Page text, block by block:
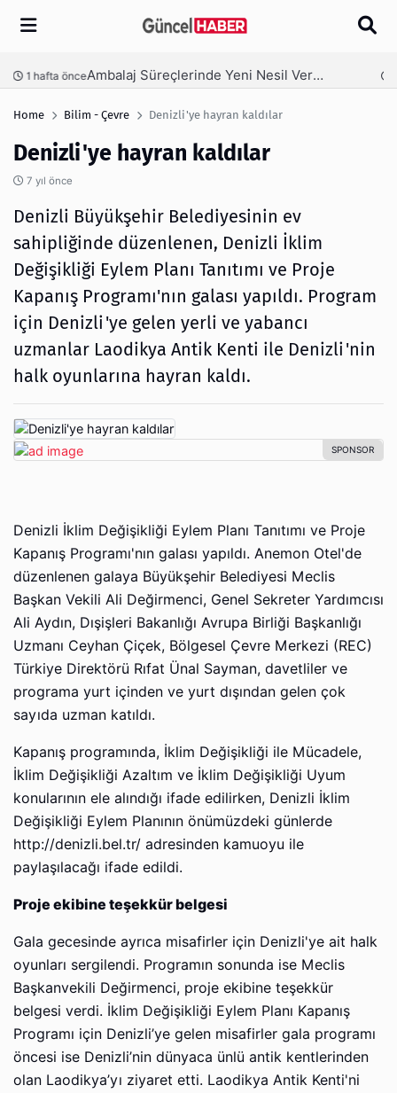
Arama
Ambalaj Süreçlerinde Yeni Nesil Verimliliği Olimpack ile Yakalayın 3 hafta önce
Home Bilim - Çevre Denizli'ye hayran kaldılar
Denizli'ye hayran kaldılar
7 yıl önce
Denizli Büyükşehir Belediyesinin ev
sahipliğinde düzenlenen, Denizli İklim
Değişikliği Eylem Planı Tanıtımı ve Proje
Kapanış Programı'nın galası yapıldı. Program
için Denizli'ye gelen yerli ve yabancı
uzmanlar Laodikya Antik Kenti ile Denizli'nin
halk oyunlarına hayran kaldı.
Denizli İklim Değişikliği Eylem Planı Tanıtımı ve Proje
Kapanış Programı'nın galası yapıldı. Anemon Otel'de
düzenlenen galaya Büyükşehir Belediyesi Meclis
Başkan Vekili Ali Değirmenci, Genel Sekreter Yardımcısı
Ali Aydın, Dışişleri Bakanlığı Avrupa Birliği Başkanlığı
Uzmanı Ceyhan Çiçek, Bölgesel Çevre Merkezi (REC)
Türkiye Direktörü Rıfat Ünal Sayman, davetliler ve
programa yurt içinden ve yurt dışından gelen çok
sayıda uzman katıldı.
Kapanış programında, İklim Değişikliği ile Mücadele,
İklim Değişikliği Azaltım ve İklim Değişikliği Uyum
konularının ele alındığı ifade edilirken, Denizli İklim
Değişikliği Eylem Planının önümüzdeki günlerde
http://denizli.bel.tr/ adresinden kamuoyu ile
paylaşılacağı ifade edildi.
Proje ekibine teşekkür belgesi
Gala gecesinde ayrıca misafirler için Denizli'ye ait halk
oyunları sergilendi. Programın sonunda ise Meclis
Başkanvekili Değirmenci, proje ekibine teşekkür
belgesi verdi. İklim Değişikliği Eylem Planı Kapanış
Programı için Denizli’ye gelen misafirler gala programı
öncesi ise Denizli’nin dünyaca ünlü antik kentlerinden
olan Laodikya’yı ziyaret etti. Laodikya Antik Kenti'ni